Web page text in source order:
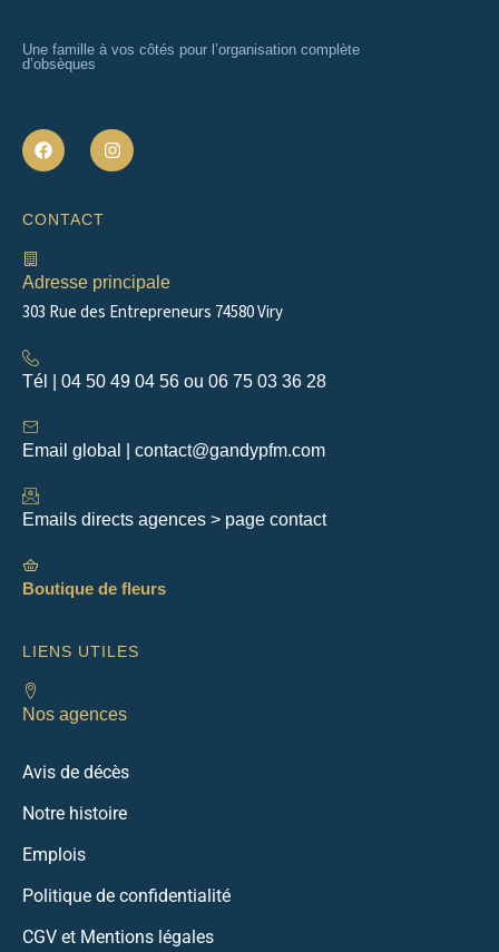
Une famille à vos côtés pour l’organisation complète
d’obsèques
F
a
c
b
o
I
n
s
m
CONTACT
Adresse principale
303 Rue des Entrepreneurs 74580 Viry
Tél | 04 50 49 04 56 ou 06 75 03 36 28
Email global | contact@gandypfm.com
Emails directs agences > page contact
Boutique de fleurs
LIENS UTILES
Nos agences
Avis de décès
Notre histoire
Emplois
Politique de confidentialité
CGV et Mentions légales